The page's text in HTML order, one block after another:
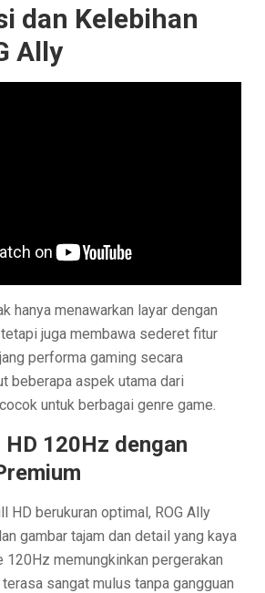
dan Kelebihan
Ally
hanya menawarkan layar dengan
juga membawa sederet fitur
performa gaming secara
beberapa aspek utama dari
untuk berbagai genre game.
HD 120Hz dengan
HD berukuran optimal, ROG Ally
gambar tajam dan detail yang kaya
120Hz memungkinkan pergerakan
sangat mulus tanpa gangguan